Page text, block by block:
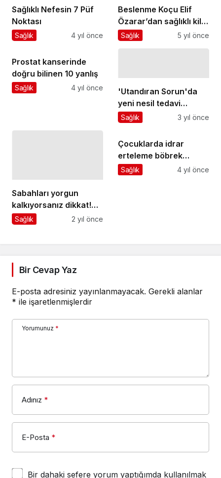
Sağlıklı Nefesin 7 Püf
Noktası
Sağlık 4 yıl önce
Beslenme Koçu Elif
Özarar’dan sağlıklı kilo
verme tüyoları
Sağlık 5 yıl önce
Prostat kanserinde
doğru bilinen 10 yanlış
Sağlık 4 yıl önce
'Utandıran Sorun'da
yeni nesil tedavi
yöntemleri!
Sağlık 3 yıl önce
Sabahları yorgun
kalkıyorsanız dikkat!
Uyku apnesi erken
Sağlık 2 yıl önce
Çocuklarda idrar
erteleme böbrek
sağlığını olumsuz
Sağlık 4 yıl önce
Bir Cevap Yaz
E-posta adresiniz yayınlanmayacak. Gerekli alanlar
* ile işaretlenmişlerdir
Yorumunuz *
Adınız *
E-Posta *
Bir dahaki sefere yorum yaptığımda kullanılmak